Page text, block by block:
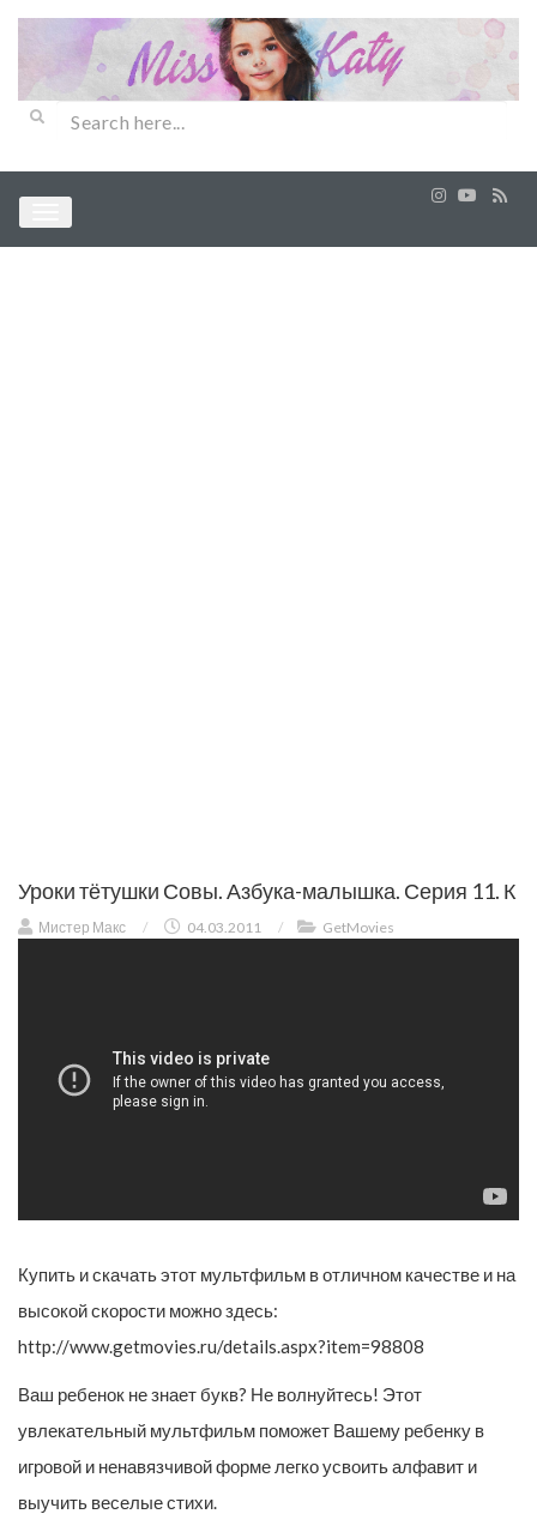
Уроки тётушки Совы. Азбука-малышка. Серия 11. К
Мистер Макс / 04.03.2011 / GetMovies
Купить и скачать этот мультфильм в отличном качестве и на
высокой скорости можно здесь:
http://www.getmovies.ru/details.aspx?item=98808
Ваш ребенок не знает букв? Не волнуйтесь! Этот
увлекательный мультфильм поможет Вашему ребенку в
игровой и ненавязчивой форме легко усвоить алфавит и
выучить веселые стихи.